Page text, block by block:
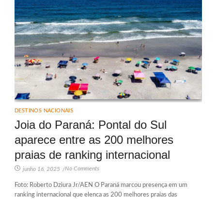
DESTINOS NACIONAIS
Joia do Paraná: Pontal do Sul
aparece entre as 200 melhores
praias de ranking internacional
junho 16, 2025 /No Comments
Foto: Roberto Dziura Jr/AEN O Paraná marcou presença em um
ranking internacional que elenca as 200 melhores praias das